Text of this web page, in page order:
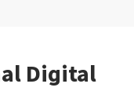
Digital